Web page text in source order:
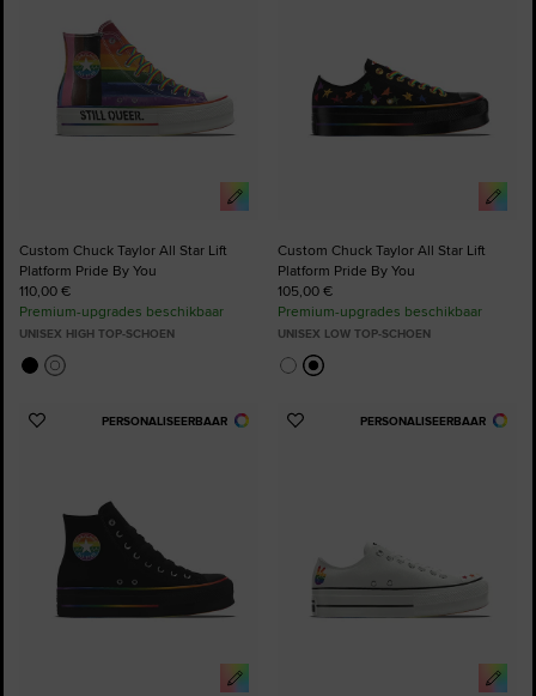
Custom Chuck Taylor All Star Lift
Platform Pride By You
110,00 €
Premium-upgrades beschikbaar
UNISEX HIGH TOP-SCHOEN
Custom Chuck Taylor All Star Lift
Platform Pride By You
105,00 €
Premium-upgrades beschikbaar
UNISEX LOW TOP-SCHOEN
PERSONALISEERBAAR
Voeg
PERSONALISEERBAAR
Voeg